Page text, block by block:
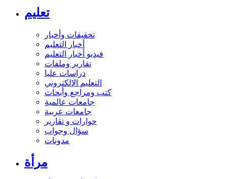
تعليم
تحقيقات وأخبار
أخبار التعليم
فيديو أخبار التعليم
تقارير وملفات
دراسات عليا
التعليم الإلكتروني
كتب ومراجع وأبحاث
جامعات عالمية
جامعات عربية
حوارات و تقارير
سؤال وجواب
مدونات
مرأة